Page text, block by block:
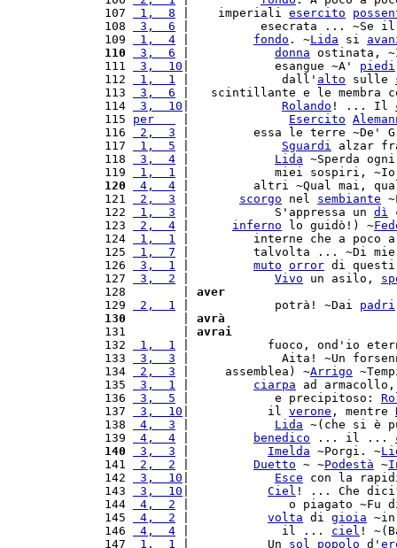
107
1,  8 |    imperiali esercito
108
3,  6 |          esecrata ... ~Se
109
1,  4 fondo . ~Lida si
110
3,  6 donna ostinata,
111
3,  10 |            esangue ~A' piedi
112
1,  1 |             dall' alto sulle
113
3,  6 |   scintillante e le membra
114
3,  10 Rolando ! ... Il
115 per Esercito
116
2,  3 |         essa le terre ~De'
117
1,  5 Sguardi alzar
118
3,  4 Lida ~Sperda
119
1,  1 |            miei sospiri, ~Io
120
4,  4 |         altri ~Qual mai,
121
2,  3 scorgo nel sembiante
122
1,  3 |            S'appressa un dì
123
2,  4 inferno lo guidò!) ~
124
1,  1 |         interne che a poco a
125
1,  7 |         talvolta ... ~Di
126
3,  1 muto orror di
127
3,  2 Vivo un asilo,
128        | aver
129
2,  1 |            potrà! ~Dai padri
130
avrà
131        | avrai
132
1,  1 |           fuoco, ond'io
133
3,  3 |             Aita! ~Un
134
2,  3 |     assemblea) ~Arrigo
135
3,  1 ciarpa ad
136
3,  5 |            e precipitoso:
137
3,  10 |           il verone , mentre
138
4,  3 Lida ~(che si è
139
4,  4 benedico ... il ...
140
3,  3 Imelda ~Porgi. ~
141
2,  2 Duetto ~ ~Podestà ~
142
3,  10 Esce con la
143
3,  10 Ciel ! ... Che
144
4,  2 |              o piagato ~Fu
145
4,  2 volta di gioia
146
4,  4 |             il ... ciel !
147
1,  1 |           Un sol popolo d'